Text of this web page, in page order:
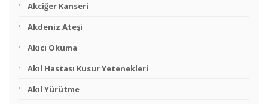
Akciğer Kanseri
Akdeniz Ateşi
Akıcı Okuma
Akıl Hastası Kusur Yetenekleri
Akıl Yürütme